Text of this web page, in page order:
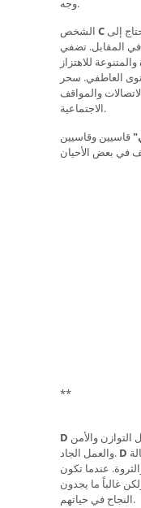
وجه.
C
في المقابل. تضفي
والمواقف
الاجتماعية.
قاسيين وقاسيين
**
D التوازن والأمن
والعمل الجاد. D
غالباً ما يجدون
النجاح في حياتهم.